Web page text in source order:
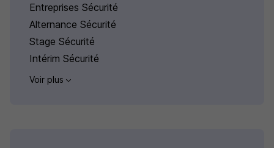
Entreprises Sécurité
Alternance Sécurité
Stage Sécurité
Intérim Sécurité
Voir plus